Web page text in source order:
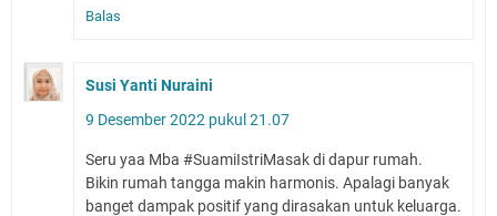
Balas
Susi Yanti Nuraini
9 Desember 2022 pukul 21.07
Seru yaa Mba #SuamiIstriMasak di dapur rumah.
Bikin rumah tangga makin harmonis. Apalagi banyak
banget dampak positif yang dirasakan untuk keluarga.